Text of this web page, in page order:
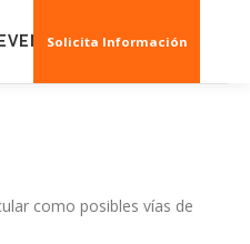
EVENTOS CREAS 3D
como posibles vías de
Solicita Información